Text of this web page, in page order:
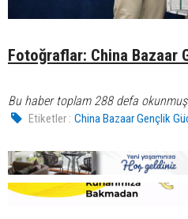
Fotoğraflar: China Bazaar
Bu haber toplam 288 defa
Etiketler : China Bazaar Gençlik